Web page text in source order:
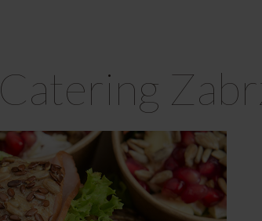
Catering